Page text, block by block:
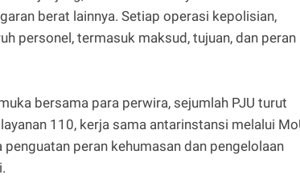
berat lainnya. Setiap operasi kepolisian,
personel, termasuk maksud, tujuan, dan peran
bersama para perwira, sejumlah PJU turut
110, kerja sama antarinstansi melalui
peran kehumasan dan pengelolaan